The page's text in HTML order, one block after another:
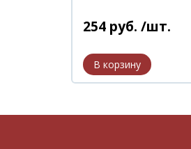
254 руб. /шт.